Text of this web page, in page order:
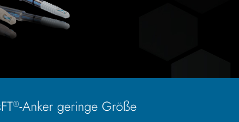
®-Anker geringe Größe